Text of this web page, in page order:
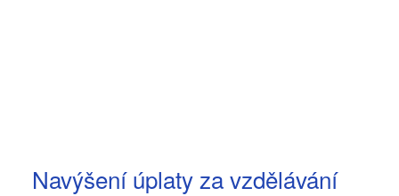
Navýšení úplaty za vzdělávání